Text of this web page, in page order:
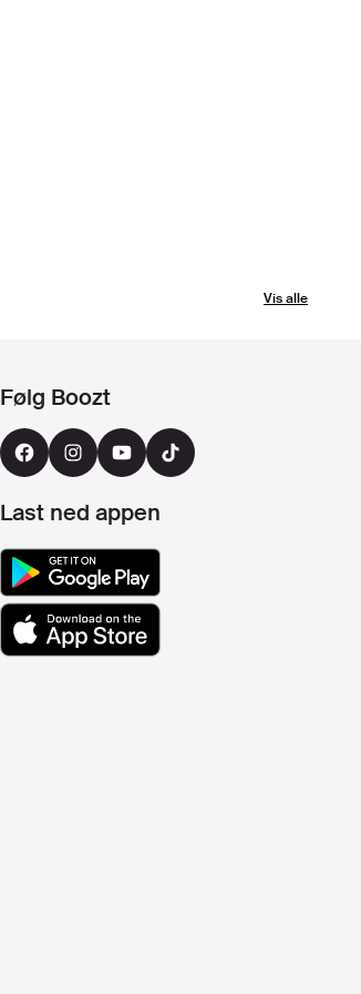
Vis alle
Følg Boozt
Last ned appen